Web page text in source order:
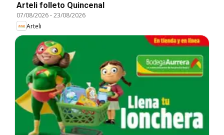
Arteli folleto Quincenal
07/08/2026-23/08/2026
Arteli